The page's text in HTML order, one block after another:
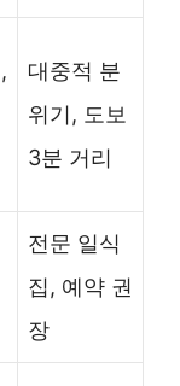
대중적 분
위기, 도보
3분 거리
전문 일식
집, 예약 권
장